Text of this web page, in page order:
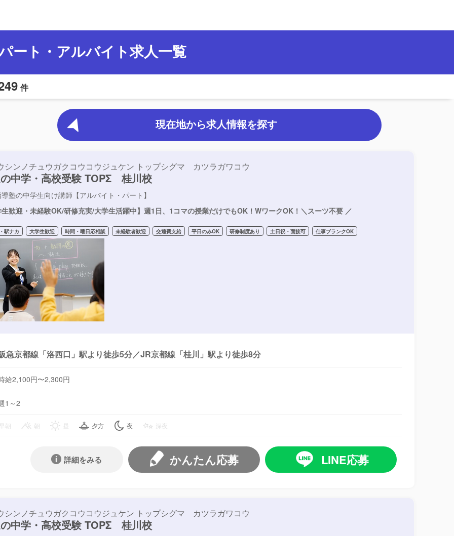
ート・アルバイト求人一覧
件
現在地から求人情報を探す
シンノチュウガクコウコウジュケン トップシグマ カツラガワコウ
中学・高校受験 TOPΣ 桂川校
塾の中学生向け講師【アルバイト・パート】
歓迎・未経験OK/研修充実/大学生活躍中】週1日、1コマの授業だけでもOK！WワークOK！＼スーツ不要 ／
駅ナカ 大学生歓迎 時間・曜日応相談 未経験者歓迎 交通費支給 平日のみOK 研修制度あり 土日祝・面接可 仕事ブランクOK
急京都線「洛西口」駅より徒歩5分／JR京都線「桂川」駅より徒歩8分
給2,100円〜2,300円
1～2
朝 朝 昼 夕方 夜 深夜
LINE応募
かんたん応募
詳細をみる
シンノチュウガクコウコウジュケン トップシグマ カツラガワコウ
中学・高校受験 TOPΣ 桂川校